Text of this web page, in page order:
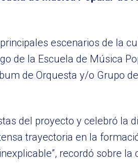
escenarios de la
de la Escuela de Música
de Orquesta y/o Grupo
del proyecto y celebró la
trayectoria en la
recordó sobre la